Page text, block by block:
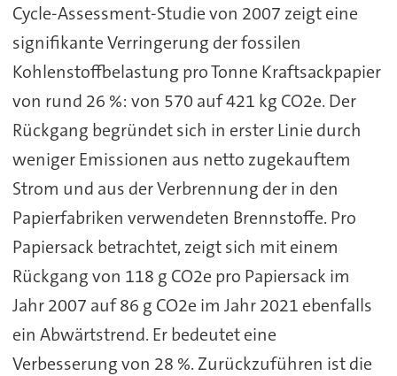
Cycle-Assessment-Studie von 2007 zeigt eine
signifikante Verringerung der fossilen
Kohlenstoffbelastung pro Tonne Kraftsackpapier
von rund 26 %: von 570 auf 421 kg CO2e. Der
Rückgang begründet sich in erster Linie durch
weniger Emissionen aus netto zugekauftem
Strom und aus der Verbrennung der in den
Papierfabriken verwendeten Brennstoffe. Pro
Papiersack betrachtet, zeigt sich mit einem
Rückgang von 118 g CO2e pro Papiersack im
Jahr 2007 auf 86 g CO2e im Jahr 2021 ebenfalls
ein Abwärtstrend. Er bedeutet eine
Verbesserung von 28 %. Zurückzuführen ist die